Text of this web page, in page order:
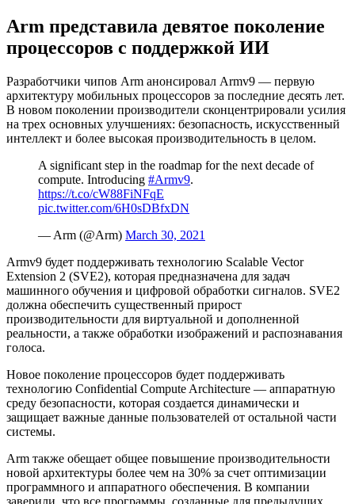
Arm представила девятое поколение
процессоров с поддержкой ИИ
Разработчики чипов Arm анонсировал Armv9 — первую
архитектуру мобильных процессоров за последние десять лет.
В новом поколении производители сконцентрировали усилия
на трех основных улучшениях: безопасность, искусственный
интеллект и более высокая производительность в целом.
A significant step in the roadmap for the next decade of
compute. Introducing #Armv9.
https://t.co/cW88FiNFqE
pic.twitter.com/6H0sDBfxDN
— Arm (@Arm) March 30, 2021
Armv9 будет поддерживать технологию Scalable Vector
Extension 2 (SVE2), которая предназначена для задач
машинного обучения и цифровой обработки сигналов. SVE2
должна обеспечить существенный прирост
производительности для виртуальной и дополненной
реальности, а также обработки изображений и распознавания
голоса.
Новое поколение процессоров будет поддерживать
технологию Confidential Compute Architecture — аппаратную
среду безопасности, которая создается динамически и
защищает важные данные пользователей от остальной части
системы.
Arm также обещает общее повышение производительности
новой архитектуры более чем на 30% за счет оптимизации
программного и аппаратного обеспечения. В компании
заверили, что все программы, созданные для предыдущих